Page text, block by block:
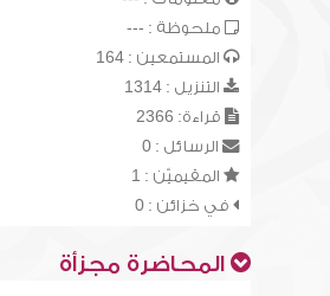
ملحوظة : ---
المستمعين : 164
التنزيل : 1314
قراءة: 2366
الرسائل : 0
المقيميّن : 1
في خزائن : 0
المحاضرة مجزأة